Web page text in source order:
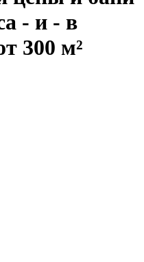
- и - в
300 м²